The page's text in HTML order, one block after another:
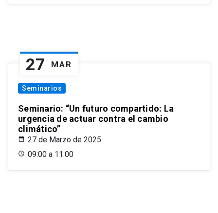
27 MAR
Seminarios
Seminario: “Un futuro compartido: La
urgencia de actuar contra el cambio
climático”
27 de Marzo de 2025
09:00 a 11:00